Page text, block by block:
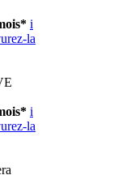
i
la
i
la